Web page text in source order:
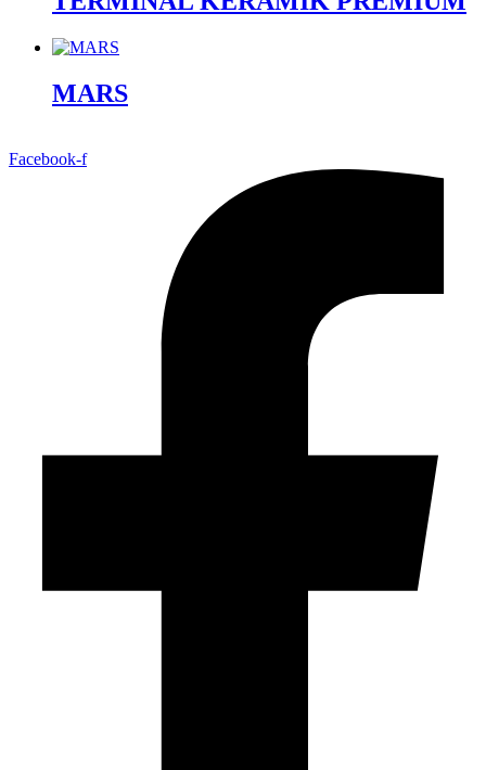
MARS
Facebook-f